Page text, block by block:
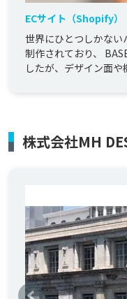
ECサイト（Shopify）
世界にひとつしかな
制作されており、
したが、デザイン面
株式会社MH